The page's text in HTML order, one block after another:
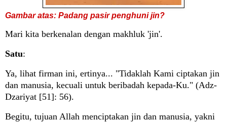
Gambar atas: Padang pasir penghuni jin?
Mari kita berkenalan dengan makhluk 'jin'.
Satu:
Ya, lihat firman ini, ertinya... "Tidaklah Kami ciptakan jin
dan manusia, kecuali untuk beribadah kepada-Ku." (Adz-
Dzariyat [51]: 56).
Begitu, tujuan Allah menciptakan jin dan manusia, yakni